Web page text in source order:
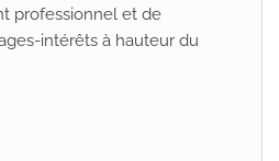
professionnel et de
intérêts à hauteur du